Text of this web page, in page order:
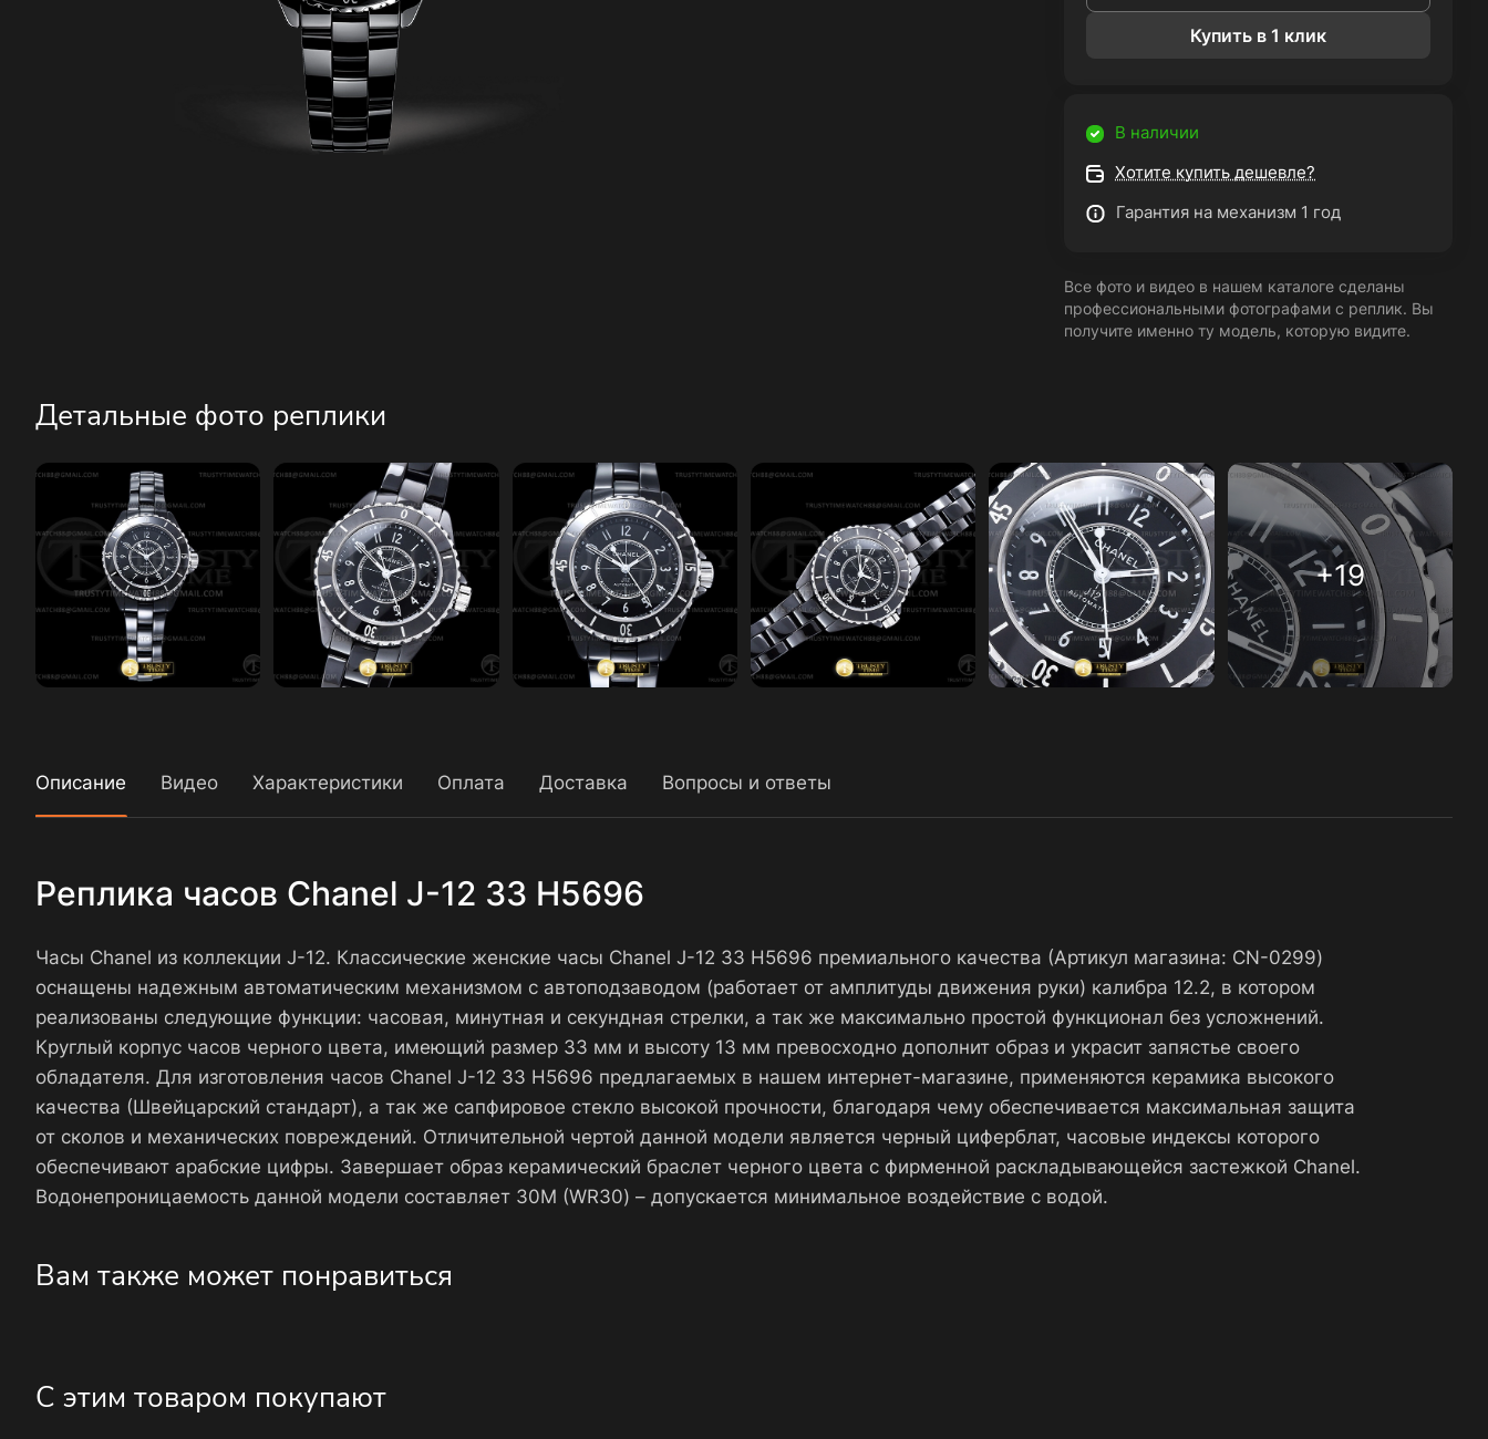
Купить в 1 клик
В наличии
Хотите купить дешевле?
Гарантия на механизм 1 год
Все фото и видео в нашем каталоге сделаны
профессиональными фотографами с реплик. Вы
получите именно ту модель, которую видите.
Детальные фото реплики
Описание Видео Характеристики Оплата Доставка Вопросы и ответы
Реплика часов Chanel J-12 33 H5696
Часы Chanel из коллекции J-12. Классические женские часы Chanel J-12 33 H5696 премиального качества (Артикул магазина: CN-0299)
оснащены надежным автоматическим механизмом с автоподзаводом (работает от амплитуды движения руки) калибра 12.2, в котором
реализованы следующие функции: часовая, минутная и секундная стрелки, а так же максимально простой функционал без усложнений.
Круглый корпус часов черного цвета, имеющий размер 33 мм и высоту 13 мм превосходно дополнит образ и украсит запястье своего
обладателя. Для изготовления часов Chanel J-12 33 H5696 предлагаемых в нашем интернет-магазине, применяются керамика высокого
качества (Швейцарский стандарт), а так же сапфировое стекло высокой прочности, благодаря чему обеспечивается максимальная защита
от сколов и механических повреждений. Отличительной чертой данной модели является черный циферблат, часовые индексы которого
обеспечивают арабские цифры. Завершает образ керамический браслет черного цвета с фирменной раскладывающейся застежкой Chanel.
Водонепроницаемость данной модели составляет 30М (WR30) – допускается минимальное воздействие с водой.
Вам также может понравиться
С этим товаром покупают